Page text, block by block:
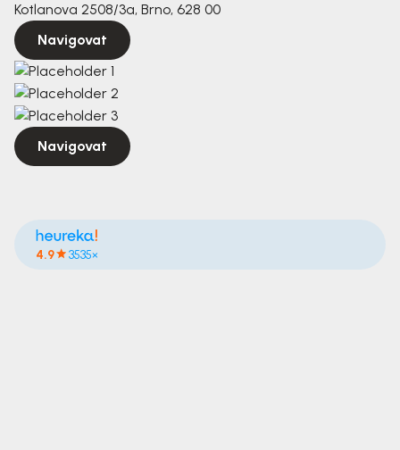
Kotlanova 2508/3a, Brno, 628 00
Navigovat
Navigovat
4.9 3535×